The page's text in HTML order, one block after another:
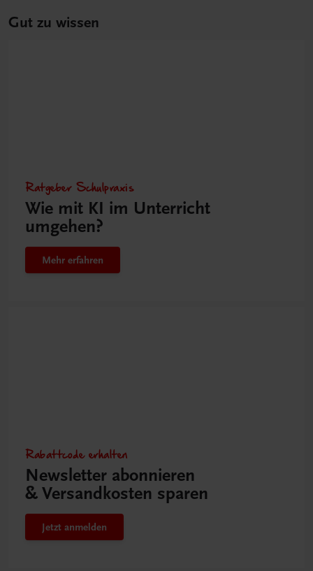
Gut zu wissen
Ratgeber Schulpraxis
Wie mit KI im Unterricht
umgehen?
Mehr erfahren
Rabattcode erhalten
Newsletter abonnieren
& Versandkosten sparen
Jetzt anmelden